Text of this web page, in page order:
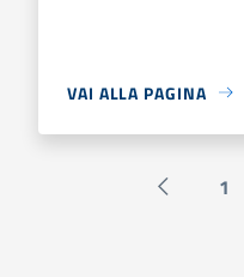
VAI ALLA PAGINA
Pagina 1